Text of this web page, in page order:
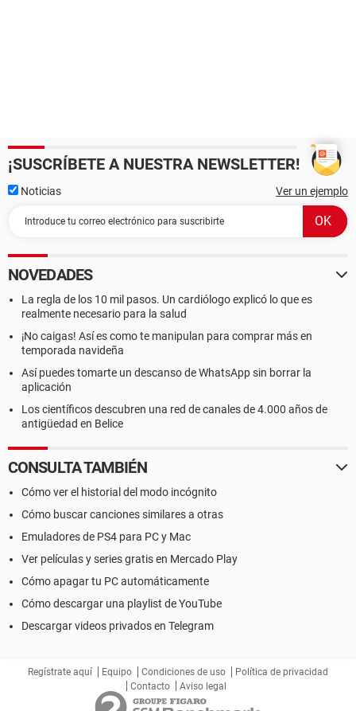
¡SUSCRÍBETE A NUESTRA NEWSLETTER!
Noticias Ver un ejemplo
NOVEDADES
La regla de los 10 mil pasos. Un cardiólogo explicó lo que es
realmente necesario para la salud
¡No caigas! Así es como te manipulan para comprar más en
temporada navideña
Así puedes tomarte un descanso de WhatsApp sin borrar la
aplicación
Los científicos descubren una red de canales de 4.000 años de
antigüedad en Belice
CONSULTA TAMBIÉN
Cómo ver el historial del modo incógnito
Cómo buscar canciones similares a otras
Emuladores de PS4 para PC y Mac
Ver películas y series gratis en Mercado Play
Cómo apagar tu PC automáticamente
Cómo descargar una playlist de YouTube
Descargar videos privados en Telegram
Regístrate aquí Equipo Condiciones de uso
Política de privacidad
Contacto
Aviso legal